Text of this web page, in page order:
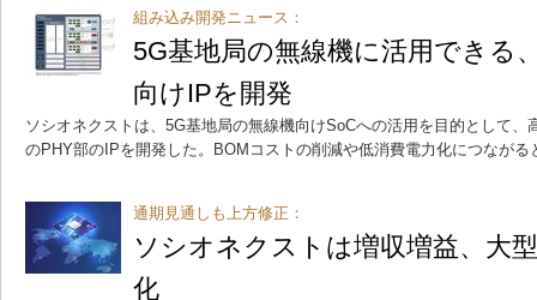
組み込み開発ニュース：
5G基地局の無線機に活用できる
向けIPを開発
ソシオネクストは、5G基地局の無線機向けSoCへの活用を目的として、
のPHY部のIPを開発した。BOMコストの削減や低消費電力化につながる
通期見通しも上方修正：
ソシオネクストは増収増益、大
化